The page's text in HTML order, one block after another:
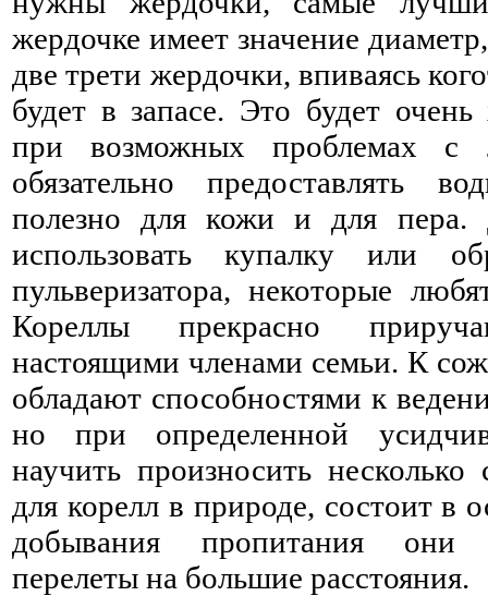
жердочке имеет значение
две трети жердочки, впиваясь
будет в запасе. Это будет
при возможных проблемах с
обязательно предоставлять
полезно для кожи и для
использовать купалку или
пульверизатора, некоторые
Кореллы прекрасно
настоящими членами семьи. К
обладают способностями к
но при определенной
научить произносить
для корелл в природе, состоит в
добывания пропитания они
перелеты на большие расстояния.